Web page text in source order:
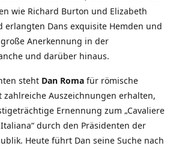
wie Richard Burton und Elizabeth
erlangten Dans exquisite Hemden und
Anerkennung in der
und darüber hinaus.
steht Dan Roma für römische
zahlreiche Auszeichnungen erhalten,
Ernennung zum „Cavaliere
durch den Präsidenten der
Heute führt Dan seine Suche nach